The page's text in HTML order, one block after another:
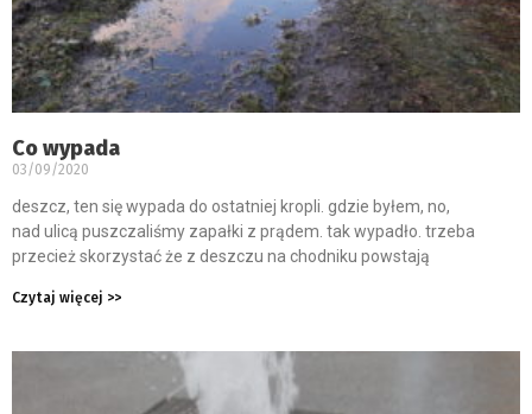
Co wypada
03/09/2020
deszcz, ten się wypada do ostatniej kropli. gdzie byłem, no,
nad ulicą puszczaliśmy zapałki z prądem. tak wypadło. trzeba
przecież skorzystać że z deszczu na chodniku powstają
Czytaj więcej >>